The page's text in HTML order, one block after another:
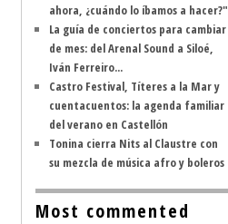
ahora, ¿cuándo lo íbamos a hacer?"
La guía de conciertos para cambiar
de mes: del Arenal Sound a Siloé,
Iván Ferreiro...
Castro Festival, Títeres a la Mar y
cuentacuentos: la agenda familiar
del verano en Castellón
Tonina cierra Nits al Claustre con
su mezcla de música afro y boleros
Most commented